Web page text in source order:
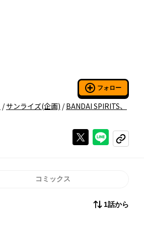
フォロー
/サンライズ(企画) /BANDAI SPIRITS、
Xで投稿する
ラインで
コピーする
コミックス
1話から